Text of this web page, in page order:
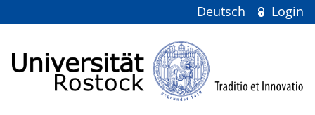
Deutsch Login